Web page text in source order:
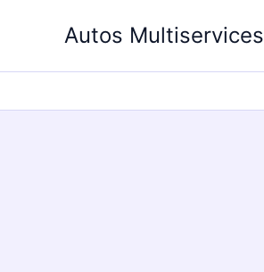
Autos Multiservices